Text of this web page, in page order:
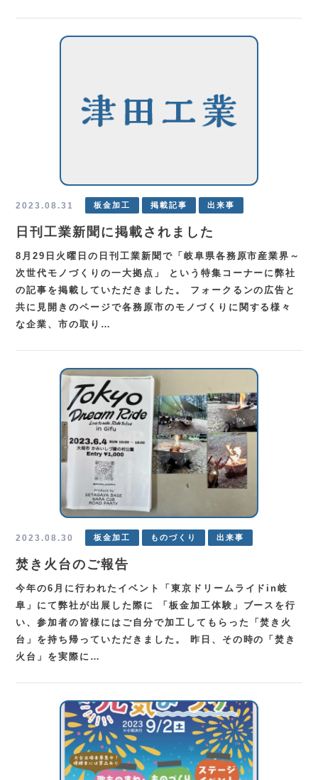
2023.08.31 板金加工 掲載記事 出来事
日刊工業新聞に掲載されました
8月29日火曜日の日刊工業新聞で「岐阜県各務原市産業界～
次世代モノづくりの一大拠点」 という特集コーナーに弊社
の記事を掲載していただきました。 フォークるンの広告と
共に見開きのページで各務原市のモノづくりに関する様々
な企業、市の取り…
2023.08.30 板金加工 ものづくり 出来事
焚き火台のご報告
今年の6月に行われたイベント「東京ドリームライドin岐
阜」にて弊社が出展した際に 「板金加工体験」ブースを行
い、参加者の皆様にはご自分で加工してもらった「焚き火
台」を持ち帰っていただきました。 昨日、その時の「焚き
火台」を実際に…